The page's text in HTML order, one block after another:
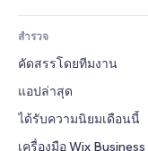
ทำอันดับเว็บไซต์
อีเมล
บัญชี
คูปอง & ความภักดีในแบรนด์
โซลูชันคลังสินค้า
การดรอปชิป
อสังหาริมทรัพย์
การจอง
พอดแคสต์
การถ่ายภาพ
วิดีโอ
PDF
การแชร์ไฟล์
ข่าว
ส่วนบุคคล & ความปลอดภัย
นาฬิกา
เทมเพลตเพจ
เอฟเฟกต์รูปภาพ
ปุ่ม & เมนู
แบนเนอร์ & สัญลักษณ์
แบบฟอร์ม
แบบสำรวจ
แชต
หมายเหตุ
โทรศัพท์
สำรวจ
คัดสรรโดยทีมงาน
แอปล่าสุด
ได้รับความนิยมเดือนนี้
เครื่องมือ Wix Business